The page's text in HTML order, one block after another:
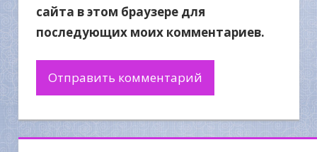
сайта в этом браузере для
последующих моих комментариев.